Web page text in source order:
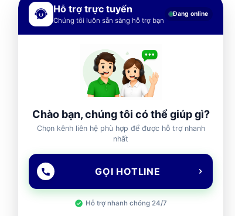
Hỗ trợ trực tuyến
Chúng tôi luôn sẵn sàng hỗ trợ bạn
Đang online
Chào bạn, chúng tôi có thể giúp gì?
Chọn kênh liên hệ phù hợp để được hỗ trợ nhanh
nhất
GỌI HOTLINE
Hỗ trợ nhanh chóng 24/7